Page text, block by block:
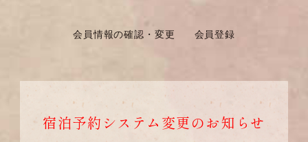
会員情報の確認・変更 会員登録
宿泊予約システム変更のお知らせ